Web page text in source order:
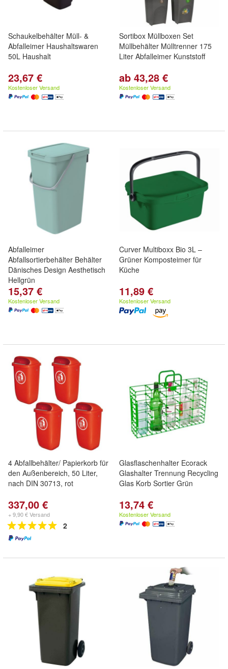
Schaukelbehälter Müll- &
Abfalleimer Haushaltswaren
50L Haushalt
23,67 €
Kostenloser Versand
Sortibox Müllboxen Set
Müllbehälter Mülltrenner 175
Liter Abfalleimer Kunststoff
ab 43,28 €
Kostenloser Versand
Abfalleimer
Abfallsortierbehälter Behälter
Dänisches Design Aesthetisch
Hellgrün
15,37 €
Kostenloser Versand
Curver Multiboxx Bio 3L –
Grüner Komposteimer für
Küche
11,89 €
Kostenloser Versand
4 Abfallbehälter/ Papierkorb für
den Außenbereich, 50 Liter,
nach DIN 30713, rot
337,00 €
+ 9,90 € Versand
2
Glasflaschenhalter Ecorack
Glashalter Trennung Recycling
Glas Korb Sortier Grün
13,74 €
Kostenloser Versand